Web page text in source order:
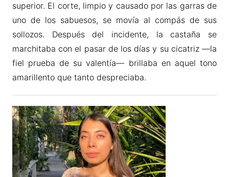
superior. El corte, limpio y causado por las garras de
uno de los sabuesos, se movía al compás de sus
sollozos. Después del incidente, la castaña se
marchitaba con el pasar de los días y su cicatriz —la
fiel prueba de su valentía— brillaba en aquel tono
amarillento que tanto despreciaba.